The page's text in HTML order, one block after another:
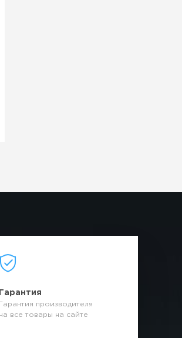
Гарантия
Гарантия производителя
на все товары на сайте